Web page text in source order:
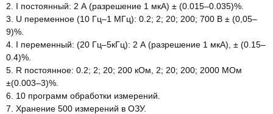
2. I постоянный: 2 А (разрешение 1 мкА) ± (0.015–0.035)%.
3. U переменное (10 Гц–1 МГц): 0.2; 2; 20; 200; 700 В ± (0,05–
9)%.
4. I переменный: (20 Гц–5кГц): 2 А (разрешение 1 мкА), ± (0.15–
0.4)%.
5. R постоянное: 0.2; 2; 20; 200 кОм, 2; 20; 200; 2000 МОм
±(0.003–3)%.
6. 10 программ обработки измерений.
7. Хранение 500 измерений в ОЗУ.